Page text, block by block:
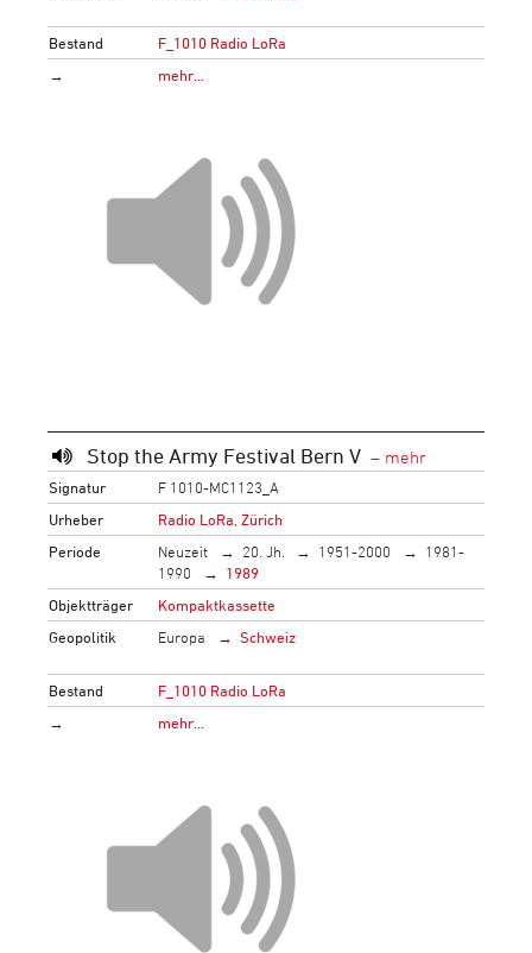
Bestand
F_1010 Radio LoRa
→
mehr…
Stop the Army Festival Bern V
Signatur
F 1010-MC1123_A
Urheber
Radio LoRa, Zürich
Periode
Neuzeit 20. Jh. 1951-2000
1981-
1990
1989
Objektträger
Kompaktkassette
Geopolitik
Europa Schweiz
Bestand
F_1010 Radio LoRa
→
mehr…